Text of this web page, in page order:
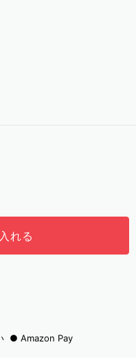
れる
Amazon Pay